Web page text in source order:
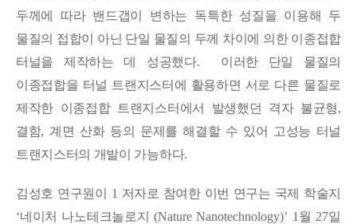
두께에 따라 밴드갭이 변하는 독특한 성질을 이용해 두
물질의 접합이 아닌 단일 물질의 두께 차이에 의한 이종접합
터널을 제작하는 데 성공했다. 이러한 단일 물질의
이종접합을 터널 트랜지스터에 활용하면 서로 다른 물질로
제작한 이종접합 트랜지스터에서 발생했던 격자 불균형,
결함, 계면 산화 등의 문제를 해결할 수 있어 고성능 터널
트랜지스터의 개발이 가능하다.
김성호 연구원이 1 저자로 참여한 이번 연구는 국제 학술지
‘네이처 나노테크놀로지 (Nature Nanotechnology)’ 1 월 27일